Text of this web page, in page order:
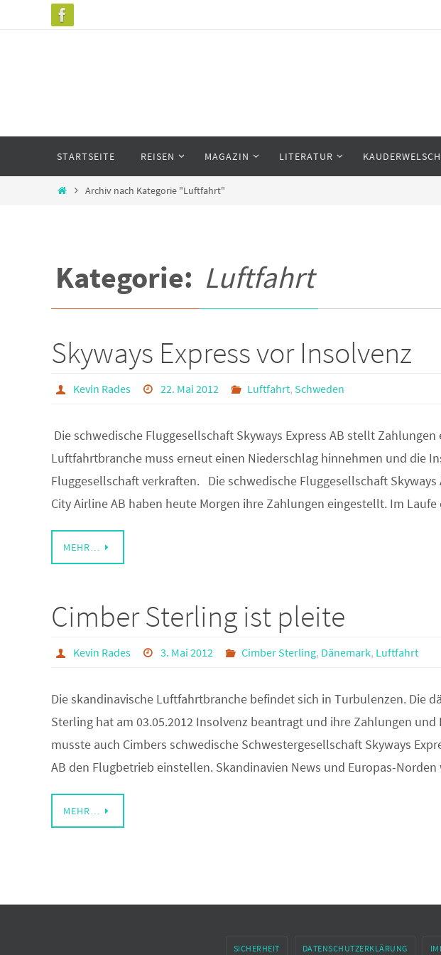
springen
STARTSEITE REISEN MAGAZIN LITERATUR KAUDERWELSCH
StartArchiv nach Kategorie "Luftfahrt"
Kategorie: Luftfahrt
Skyways Express vor Insolvenz
Kevin Rades 22. Mai 2012 Luftfahrt, Schweden
Die schwedische Fluggesellschaft Skyways Express AB stellt
Luftfahrtbranche muss erneut einen Niederschlag hinnehmen und die
Fluggesellschaft verkraften. Die schwedische Fluggesellschaft
City Airline AB haben heute Morgen ihre Zahlungen eingestellt. Im
MEHR…
Cimber Sterling ist pleite
Kevin Rades 3. Mai 2012 Cimber Sterling, Dänemark, Luftfahrt
Die skandinavische Luftfahrtbranche befindet sich in Turbulenzen. Die
Sterling hat am 03.05.2012 Insolvenz beantragt und ihre Zahlungen und
musste auch Cimbers schwedische Schwestergesellschaft Skyways
AB den Flugbetrieb einstellen. Skandinavien News und Europas-
MEHR…
SICHERHEIT DATENSCHUTZERKLÄRUNG